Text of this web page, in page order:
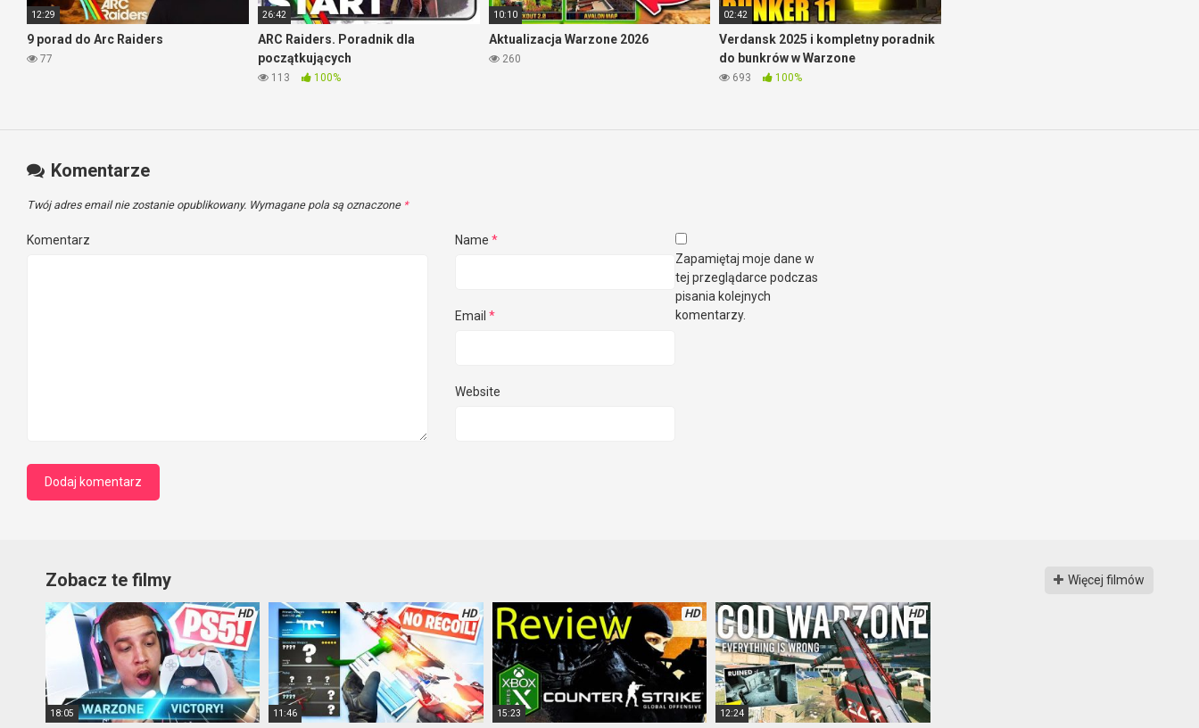
12:29
9 porad do Arc Raiders
77
26:42
ARC Raiders. Poradnik dla
początkujących
113 100%
10:10
Aktualizacja Warzone 2026
260
02:42
Verdansk 2025 i kompletny poradnik
do bunkrów w Warzone
693 100%
Komentarze
Twój adres email nie zostanie opublikowany. Wymagane pola są oznaczone *
Komentarz Name *
Email *
Website
Zapamiętaj moje dane w
tej przeglądarce podczas
pisania kolejnych
komentarzy.
Zobacz te filmy Więcej filmów
HD
18:05
HD
11:46
HD
15:23
HD
12:24